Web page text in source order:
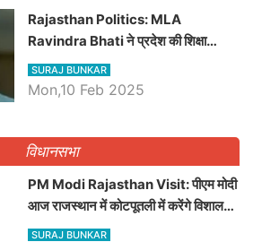
Rajasthan Politics: MLA
Ravindra Bhati ने प्रदेश की शिक्षा
व्यवस्था पर उठाए सवाल, Madan
Dilawar पर हमला करते हुए गिनवाये खाली
SURAJ BUNKAR
Mon,10 Feb 2025
विधानसभा
PM Modi Rajasthan Visit: पीएम मोदी
आज राजस्थान में कोटपूतली में करेंगे विशाल
रैली, एक सभा से 8 सीटों पर साधेगें निशाना
SURAJ BUNKAR